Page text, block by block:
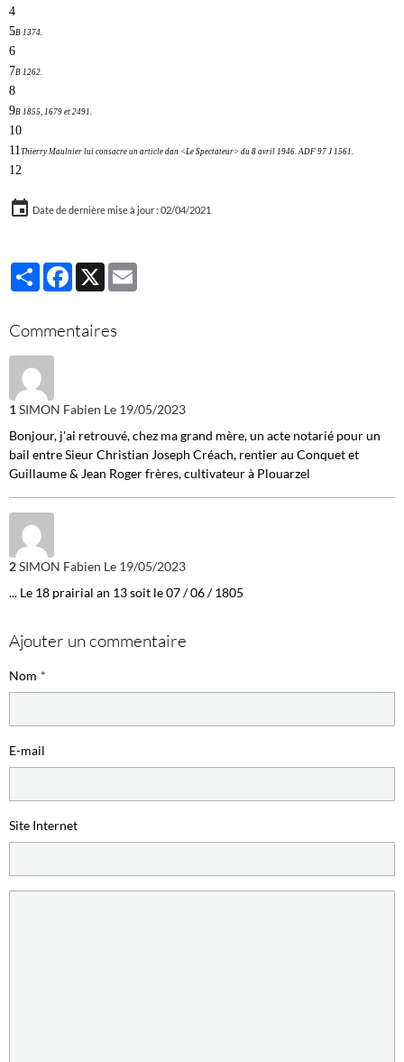
4
5B 1374.
6
7B 1262.
8
9B 1855, 1679 et 2491.
10
11Thierry Maulnier lui consacre un article dan <Le Spectateur> du 8 avril 1946. ADF 97 J 1561.
12
Date de dernière mise à jour : 02/04/2021
PartagerFacebook
X
Commentaires
1SIMON Fabien Le 19/05/2023
Bonjour, j'ai retrouvé, chez ma grand mère, un acte notarié pour un
bail entre Sieur Christian Joseph Créach, rentier au Conquet et
Guillaume & Jean Roger frères, cultivateur à Plouarzel
2SIMON Fabien Le 19/05/2023
... Le 18 prairial an 13 soit le 07 / 06 / 1805
Ajouter un commentaire
Nom
E-mail
Site Internet